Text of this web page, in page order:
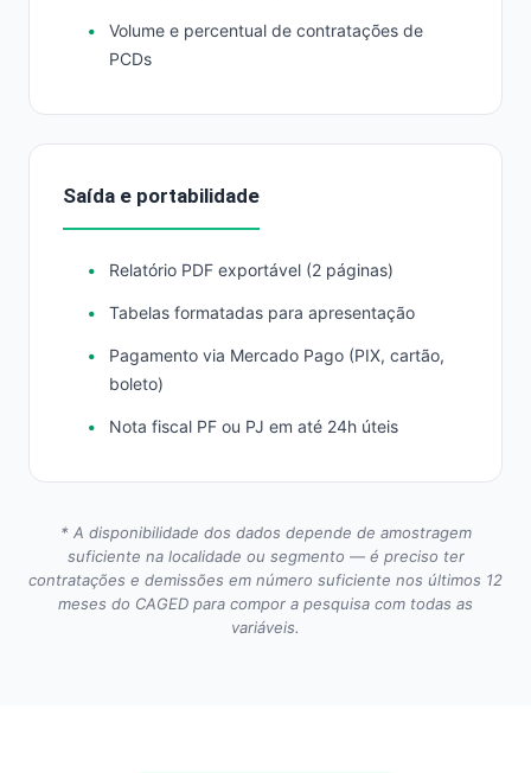
Volume e percentual de contratações de
PCDs
Saída e portabilidade
Relatório PDF exportável (2 páginas)
Tabelas formatadas para apresentação
Pagamento via Mercado Pago (PIX, cartão,
boleto)
Nota fiscal PF ou PJ em até 24h úteis
* A disponibilidade dos dados depende de amostragem
suficiente na localidade ou segmento — é preciso ter
contratações e demissões em número suficiente nos últimos 12
meses do CAGED para compor a pesquisa com todas as
variáveis.